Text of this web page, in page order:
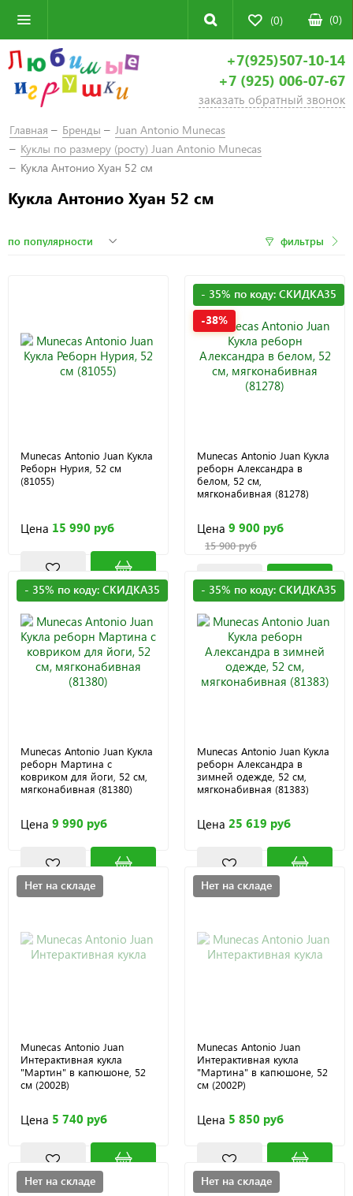
(0) (0)
+7(925)507-10-14
+7 (925) 006-07-67
заказать обратный звонок
Главная Бренды
Juan Antonio Munecas
Куклы по размеру (росту) Juan Antonio Мunecas
Кукла Антонио Хуан 52 см
Кукла Антонио Хуан 52 см
фильтры
Munecas Antonio Juan Кукла
Реборн Нурия, 52 см
(81055)
Цена 15 990 руб
- 35% по коду: СКИДКА35
-38%
Munecas Antonio Juan Кукла
реборн Александра в
белом, 52 см,
мягконабивная (81278)
Цена 9 900 руб
15 900 руб
- 35% по коду: СКИДКА35
Munecas Antonio Juan Кукла
реборн Мартина с
ковриком для йоги, 52 см,
мягконабивная (81380)
Цена 9 990 руб
- 35% по коду: СКИДКА35
Munecas Antonio Juan Кукла
реборн Александра в
зимней одежде, 52 см,
мягконабивная (81383)
Цена 25 619 руб
Нет на складе
Munecas Antonio Juan
Интерактивная кукла
"Мартин" в капюшоне, 52
см (2002B)
Цена 5 740 руб
Нет на складе
Munecas Antonio Juan
Интерактивная кукла
"Мартина" в капюшоне, 52
см (2002P)
Цена 5 850 руб
Нет на складе Нет на складе